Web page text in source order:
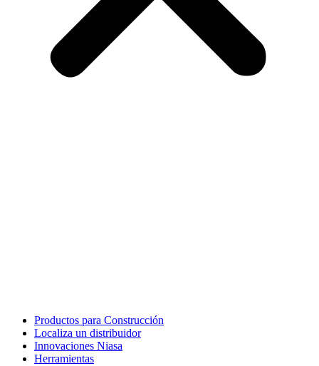
Productos para Construcción
Localiza un distribuidor
Innovaciones Niasa
Herramientas